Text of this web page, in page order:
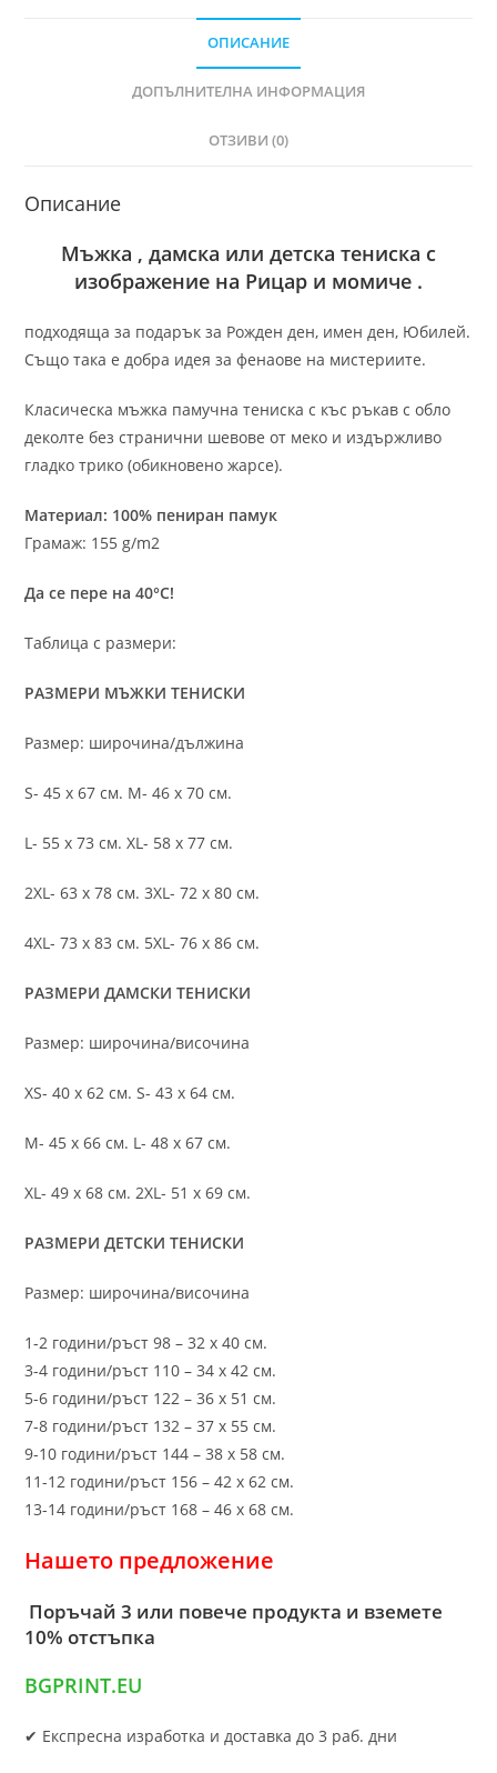
ОПИСАНИЕ
ДОПЪЛНИТЕЛНА ИНФОРМАЦИЯ
ОТЗИВИ (0)
Описание
Мъжка , дамска или детска тениска с
изображение на Рицар и момиче .
подходяща за подарък за Рожден ден, имен ден, Юбилей.
Също така е добра идея за фенаове на мистериите.
Класическа мъжка памучна тениска с къс ръкав с обло
деколте без странични шевове от меко и издържливо
гладко трико (обикновено жарсе).
Материал: 100% пениран памук
Грамаж: 155 g/m2
Да се пере на 40°C!
Таблица с размери:
РАЗМЕРИ МЪЖКИ ТЕНИСКИ
Размер: широчина/дължина
S- 45 х 67 см. M- 46 х 70 см.
L- 55 х 73 см. XL- 58 х 77 см.
2XL- 63 х 78 см. 3XL- 72 х 80 см.
4XL- 73 х 83 см. 5XL- 76 х 86 см.
РАЗМЕРИ ДАМСКИ ТЕНИСКИ
Размер: широчина/височина
XS- 40 х 62 см. S- 43 х 64 см.
M- 45 х 66 см. L- 48 х 67 см.
XL- 49 х 68 см. 2XL- 51 х 69 см.
РАЗМЕРИ ДЕТСКИ ТЕНИСКИ
Размер: широчина/височина
1-2 години/ръст 98 – 32 х 40 см.
3-4 години/ръст 110 – 34 х 42 см.
5-6 години/ръст 122 – 36 х 51 см.
7-8 години/ръст 132 – 37 х 55 см.
9-10 години/ръст 144 – 38 х 58 см.
11-12 години/ръст 156 – 42 x 62 см.
13-14 години/ръст 168 – 46 х 68 см.
Нашето предложение
Поръчай 3 или повече продукта и вземете
10% отстъпка
BGPRINT.EU
✔ Експресна изработка и доставка до 3 раб. дни